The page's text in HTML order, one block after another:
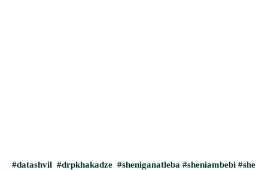
#datashvil #drpkhakadze #sheniganatleba #sheniambebi #she